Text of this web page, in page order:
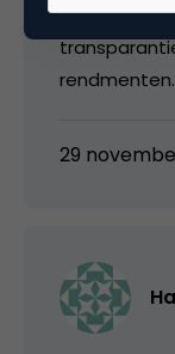
premie/
rendmenten.
29